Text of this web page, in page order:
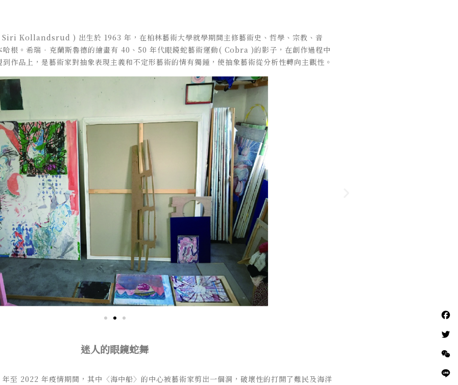
Siri Kollandsrud ) 出生於 1963 年，在柏林藝術大學就學期間主修藝術史、哲學、宗教、音
根。 希瑞 · 克蘭斯魯德的繪畫有 40、50 年代眼鏡蛇藝術運動( Cobra )的影子，在創作過程中
作品上，是藝術家對抽象表現主義和不定形藝術的情有獨鍾，使抽象藝術從分析性轉向主觀性。
迷人的眼鏡蛇舞
至 2022 年疫情期間，其中〈海中船〉的中心被藝術家剪出一個洞，破壞性的打開了難民及海洋